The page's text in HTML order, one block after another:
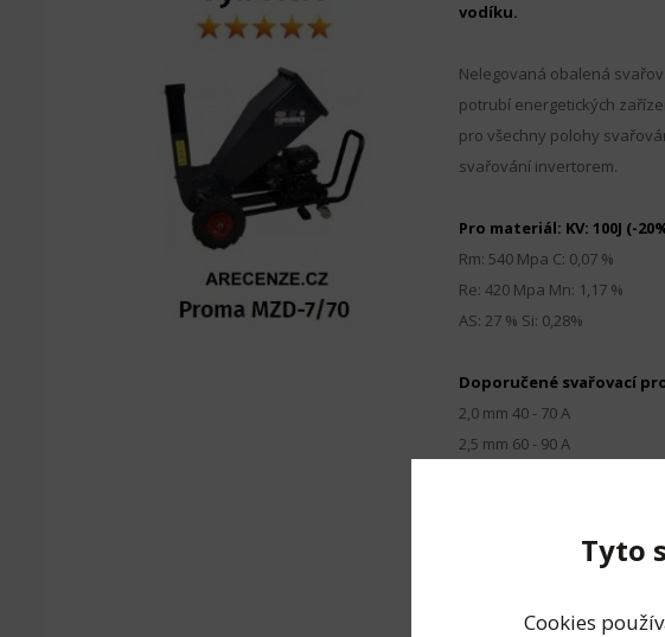
vodíku.
Nelegovaná obalená
potrubí energetických
pro všechny polohy
svařování invertorem.
Pro materiál: KV: 100J (-
Rm: 540 Mpa C: 0,07 %
Re: 420 Mpa Mn: 1,17 %
AS: 27 % Si: 0,28%
Doporučené svařovací
2,0 mm 40 - 70 A
2,5 mm 60 - 90 A
Přesoušení elektrod
Tyto
Cookies